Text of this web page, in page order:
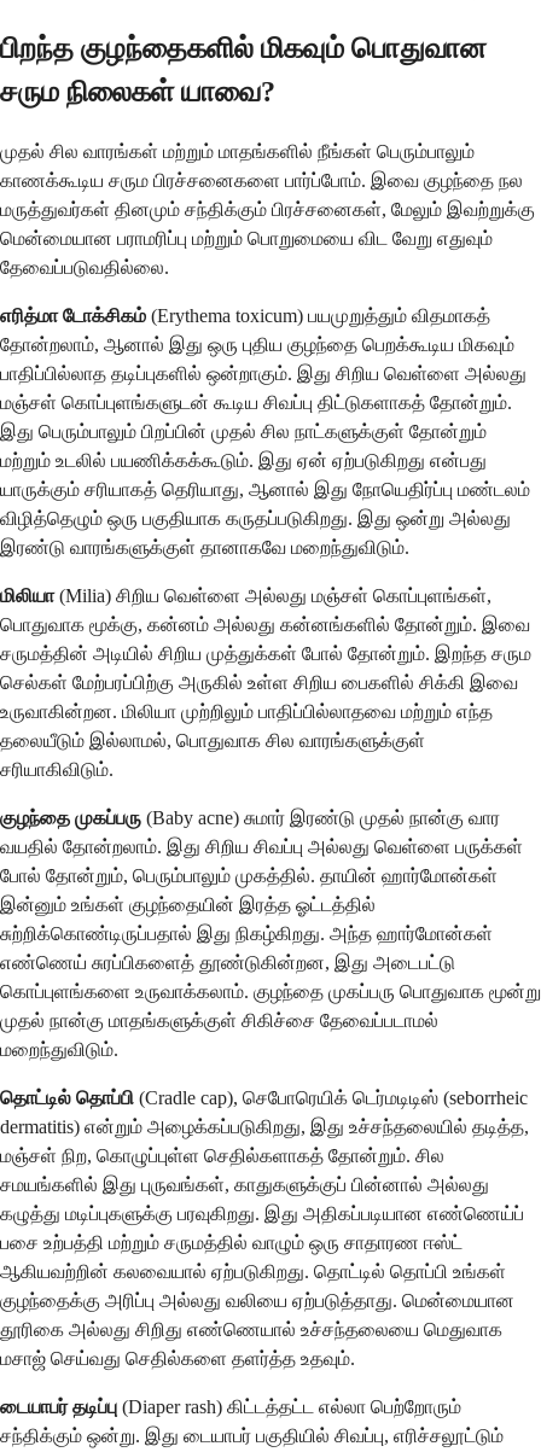
பிறந்த குழந்தைகளில் மிகவும் பொதுவான
சரும நிலைகள் யாவை?
முதல் சில வாரங்கள் மற்றும் மாதங்களில் நீங்கள் பெரும்பாலும்
காணக்கூடிய சரும பிரச்சனைகளை பார்ப்போம். இவை குழந்தை நல
மருத்துவர்கள் தினமும் சந்திக்கும் பிரச்சனைகள், மேலும் இவற்றுக்கு
மென்மையான பராமரிப்பு மற்றும் பொறுமையை விட வேறு எதுவும்
தேவைப்படுவதில்லை.
எரித்மா டோக்சிகம் (Erythema toxicum) பயமுறுத்தும் விதமாகத்
தோன்றலாம், ஆனால் இது ஒரு புதிய குழந்தை பெறக்கூடிய மிகவும்
பாதிப்பில்லாத தடிப்புகளில் ஒன்றாகும். இது சிறிய வெள்ளை அல்லது
மஞ்சள் கொப்புளங்களுடன் கூடிய சிவப்பு திட்டுகளாகத் தோன்றும்.
இது பெரும்பாலும் பிறப்பின் முதல் சில நாட்களுக்குள் தோன்றும்
மற்றும் உடலில் பயணிக்கக்கூடும். இது ஏன் ஏற்படுகிறது என்பது
யாருக்கும் சரியாகத் தெரியாது, ஆனால் இது நோயெதிர்ப்பு மண்டலம்
விழித்தெழும் ஒரு பகுதியாக கருதப்படுகிறது. இது ஒன்று அல்லது
இரண்டு வாரங்களுக்குள் தானாகவே மறைந்துவிடும்.
மிலியா(Milia) சிறிய வெள்ளை அல்லது மஞ்சள் கொப்புளங்கள்,
பொதுவாக மூக்கு, கன்னம் அல்லது கன்னங்களில் தோன்றும். இவை
சருமத்தின் அடியில் சிறிய முத்துக்கள் போல் தோன்றும். இறந்த சரும
செல்கள் மேற்பரப்பிற்கு அருகில் உள்ள சிறிய பைகளில் சிக்கி இவை
உருவாகின்றன. மிலியா முற்றிலும் பாதிப்பில்லாதவை மற்றும் எந்த
தலையீடும் இல்லாமல், பொதுவாக சில வாரங்களுக்குள்
சரியாகிவிடும்.
குழந்தை முகப்பரு (Baby acne) சுமார் இரண்டு முதல் நான்கு வார
வயதில் தோன்றலாம். இது சிறிய சிவப்பு அல்லது வெள்ளை பருக்கள்
போல் தோன்றும், பெரும்பாலும் முகத்தில். தாயின் ஹார்மோன்கள்
இன்னும் உங்கள் குழந்தையின் இரத்த ஓட்டத்தில்
சுற்றிக்கொண்டிருப்பதால் இது நிகழ்கிறது. அந்த ஹார்மோன்கள்
எண்ணெய் சுரப்பிகளைத் தூண்டுகின்றன, இது அடைபட்டு
கொப்புளங்களை உருவாக்கலாம். குழந்தை முகப்பரு பொதுவாக மூன்று
முதல் நான்கு மாதங்களுக்குள் சிகிச்சை தேவைப்படாமல்
மறைந்துவிடும்.
தொட்டில் தொப்பி (Cradle cap), செபோரெயிக் டெர்மடிடிஸ் (seborrheic
dermatitis) என்றும் அழைக்கப்படுகிறது, இது உச்சந்தலையில் தடித்த,
மஞ்சள் நிற, கொழுப்புள்ள செதில்களாகத் தோன்றும். சில
சமயங்களில் இது புருவங்கள், காதுகளுக்குப் பின்னால் அல்லது
கழுத்து மடிப்புகளுக்கு பரவுகிறது. இது அதிகப்படியான எண்ணெய்ப்
பசை உற்பத்தி மற்றும் சருமத்தில் வாழும் ஒரு சாதாரண ஈஸ்ட்
ஆகியவற்றின் கலவையால் ஏற்படுகிறது. தொட்டில் தொப்பி உங்கள்
குழந்தைக்கு அரிப்பு அல்லது வலியை ஏற்படுத்தாது. மென்மையான
தூரிகை அல்லது சிறிது எண்ணெயால் உச்சந்தலையை மெதுவாக
மசாஜ் செய்வது செதில்களை தளர்த்த உதவும்.
டையாபர் தடிப்பு (Diaper rash) கிட்டத்தட்ட எல்லா பெற்றோரும்
சந்திக்கும் ஒன்று. இது டையாபர் பகுதியில் சிவப்பு, எரிச்சலூட்டும்